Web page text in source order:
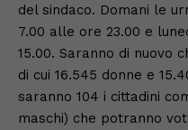
del sindaco. Domani le
7.00 alle ore 23.00 e
15.00. Saranno di nuovo
di cui 16.545 donne e
saranno 104 i cittadini
maschi) che potranno